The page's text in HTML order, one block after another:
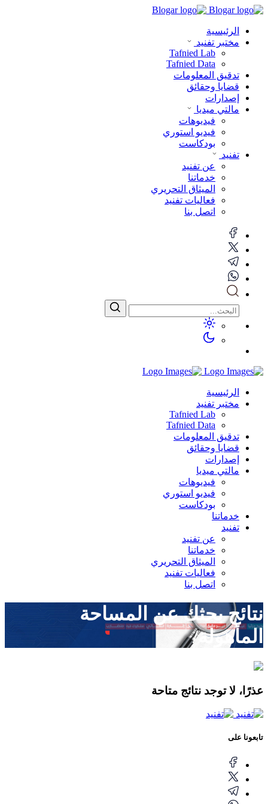
الرئيسية
مختبر تفنيد
Tafnied Lab
Tafnied Data
تدقيق المعلومات
قضايا وحقائق
إصدارات
مالتي ميديا
فيديوهات
فيديو استوري
بودكاست
تفنيد
عن تفنيد
خدماتنا
الميثاق التحريري
فعاليات تفنيد
اتصل بنا
الرئيسية
مختبر تفنيد
Tafnied Lab
Tafnied Data
تدقيق المعلومات
قضايا وحقائق
إصدارات
مالتي ميديا
فيديوهات
فيديو استوري
بودكاست
خدماتنا
تفنيد
عن تفنيد
خدماتنا
الميثاق التحريري
فعاليات تفنيد
اتصل بنا
نتائج بحثك عن المساحة
المأهولة/
عذرًا، لا توجد نتائج متاحة
تابعونا على